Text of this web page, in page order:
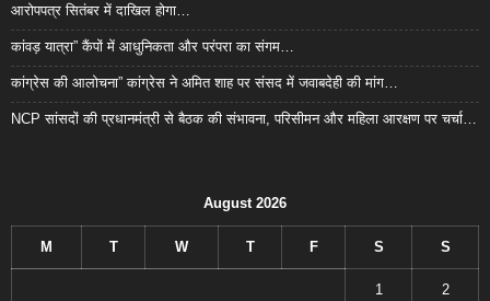
आरोपपत्र सितंबर में दाखिल होगा…
कांवड़ यात्रा” कैंपों में आधुनिकता और परंपरा का संगम…
कांग्रेस की आलोचना” कांग्रेस ने अमित शाह पर संसद में जवाबदेही की मांग…
NCP सांसदों की प्रधानमंत्री से बैठक की संभावना, परिसीमन और महिला आरक्षण पर चर्चा…
August 2026
M T W T F S S
1 2